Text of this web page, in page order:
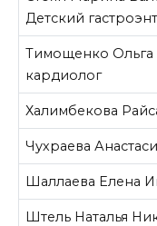
Детский
Тимощенко Ольга
кардиолог
Халимбекова
Чухраева
Шаллаева Елена
Штель Наталья